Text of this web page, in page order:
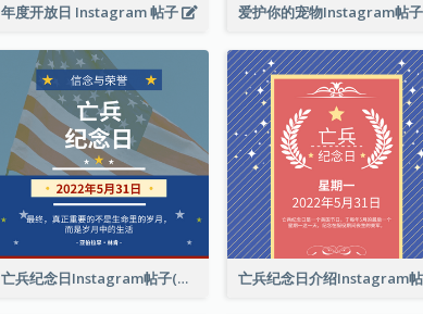
年度开放日 Instagram 帖子
亡兵纪念日Instagram帖子(附名言引用)